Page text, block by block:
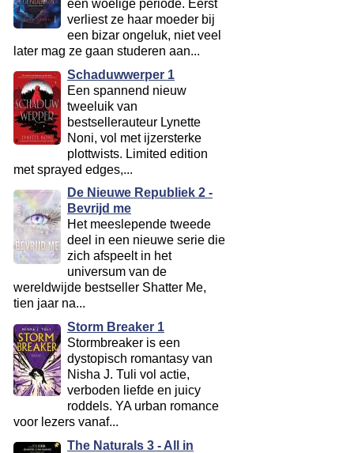
een woelige periode. Eerst
verliest ze haar moeder bij
een bizar ongeluk, niet veel
later mag ze gaan studeren aan...
Schaduwwerper 1
Een spannend nieuw
tweeluik van
bestsellerauteur Lynette
Noni, vol met ijzersterke
plottwists. Limited edition
met sprayed edges,...
De Nieuwe Republiek 2 -
Bevrijd me
Het meeslepende tweede
deel in een nieuwe serie die
zich afspeelt in het
universum van de
wereldwijde bestseller Shatter Me,
tien jaar na...
Storm Breaker 1
Stormbreaker is een
dystopisch romantasy van
Nisha J. Tuli vol actie,
verboden liefde en juicy
roddels. YA urban romance
voor lezers vanaf...
The Naturals 3 - All in